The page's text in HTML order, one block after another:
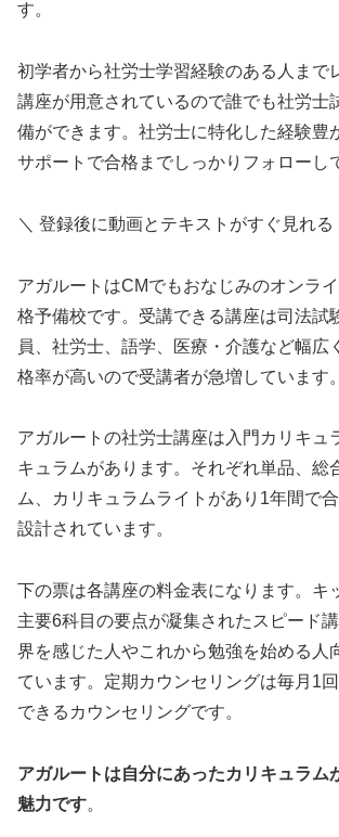
す。
初学者から社労士学習経験のある人まで
講座が用意されているので誰でも社労士
備ができます。社労士に特化した経験豊
サポートで合格までしっかりフォローし
＼ 登録後に動画とテキストがすぐ見れる
アガルートはCMでもおなじみのオンラ
格予備校です。受講できる講座は司法試
員、社労士、語学、医療・介護など幅広
格率が高いので受講者が急増しています。
アガルートの社労士講座は入門カリキュ
キュラムがあります。それぞれ単品、総
ム、カリキュラムライトがあり1年間で
設計されています。
下の票は各講座の料金表になります。キ
主要6科目の要点が凝集されたスピード
界を感じた人やこれから勉強を始める人
ています。定期カウンセリングは毎月1
できるカウンセリングです。
アガルートは自分にあったカリキュラム
魅力です。